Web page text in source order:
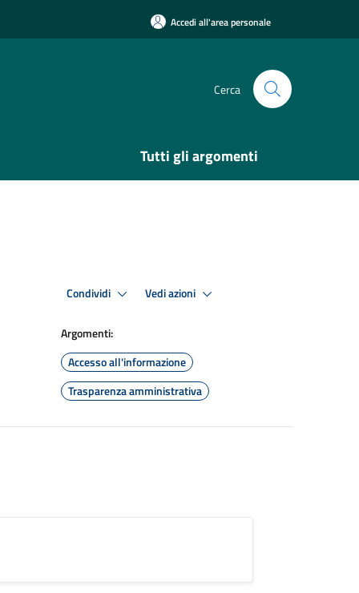
Accedi all'area personale
Cerca
Tutti gli argomenti
Condividi Vedi azioni
Argomenti:
Accesso all'informazione
Trasparenza amministrativa